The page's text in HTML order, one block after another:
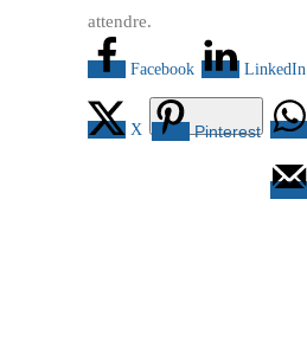
attendre.
Facebook LinkedIn
X Pinterest